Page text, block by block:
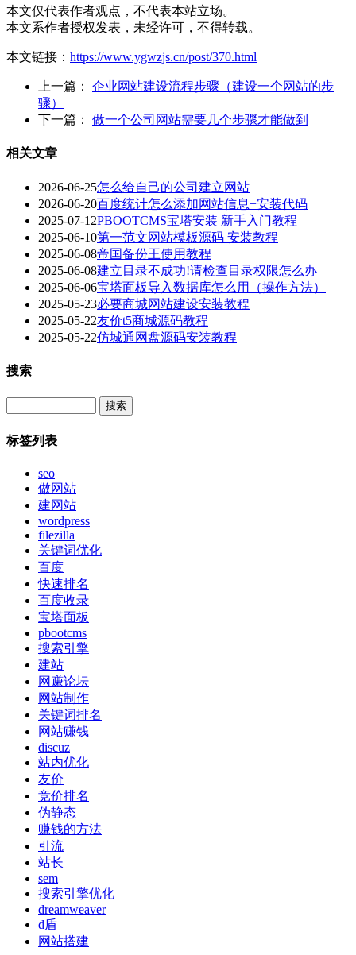
本文仅代表作者观点，不代表本站立场。
本文系作者授权发表，未经许可，不得转载。
本文链接： https://www.ygwzjs.cn/post/370.html
上一篇： 企业网站建设流程步骤（建设一个网站的步
骤）
下一篇： 做一个公司网站需要几个步骤才能做到
相关文章
2026-06-25怎么给自己的公司建立网站
2026-06-20百度统计怎么添加网站信息+安装代码
2025-07-12PBOOTCMS宝塔安装 新手入门教程
2025-06-10第一范文网站模板源码 安装教程
2025-06-08帝国备份王使用教程
2025-06-08建立目录不成功!请检查目录权限怎么办
2025-06-06宝塔面板导入数据库怎么用（操作方法）
2025-05-23必要商城网站建设安装教程
2025-05-22友价t5商城源码教程
2025-05-22仿城通网盘源码安装教程
搜索
标签列表
seo
做网站
建网站
wordpress
filezilla
关键词优化
百度
快速排名
百度收录
宝塔面板
pbootcms
搜索引擎
建站
网赚论坛
网站制作
关键词排名
网站赚钱
discuz
站内优化
友价
竞价排名
伪静态
赚钱的方法
引流
站长
sem
搜索引擎优化
dreamweaver
d盾
网站搭建